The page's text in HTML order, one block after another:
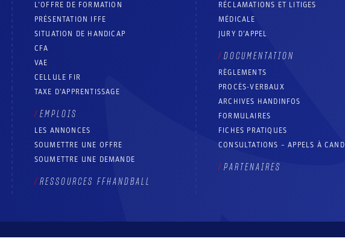
L’OFFRE DE FORMATION
PRÉSENTATION IFFE
SITUATION DE HANDICAP
CFA
VAE
CELLULE FIR
TAXE D’APPRENTISSAGE
EMPLOIS
LES ANNONCES
SOUMETTRE UNE OFFRE
SOUMETTRE UNE DEMANDE
RESSOURCES FFHANDBALL
RÉCLAMATIONS ET LITIGES
MÉDICALE
JURY D’APPEL
DOCUMENTATION
RÈGLEMENTS
PROCÈS-VERBAUX
ARCHIVES HANDINFOS
FORMULAIRES
FICHES PRATIQUES
CONSULTATIONS – APPELS À
PARTENAIRES